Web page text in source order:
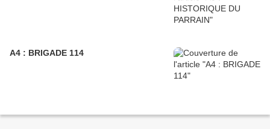
A4 : BRIGADE 114